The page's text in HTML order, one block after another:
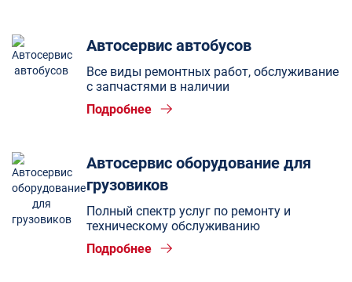
Автосервис автобусов
Все виды ремонтных работ, обслуживание
с запчастями в наличии
Подробнее
Автосервис оборудование для
грузовиков
Полный спектр услуг по ремонту и
техническому обслуживанию
Подробнее